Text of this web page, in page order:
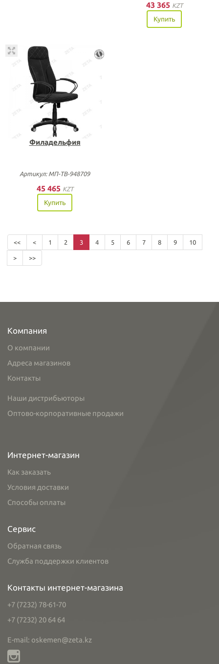
43 365 KZT
Купить
Филадельфия
Артикул: МП-ТВ-948709
45 465 KZT
Купить
<< < 1 2 3 4 5 6 7 8 9 10
> >>
Компания
О компании
Адреса магазинов
Контакты
Наши дистрибьюторы
Оптово-корпоративные продажи
Интернет-магазин
Как заказать
Условия доставки
Способы оплаты
Сервис
Обратная связь
Служба поддержки клиентов
Контакты интернет-магазина
+7 (7232) 78-61-70
+7 (7232) 20 64 64
E-mail: oskemen@zeta.kz